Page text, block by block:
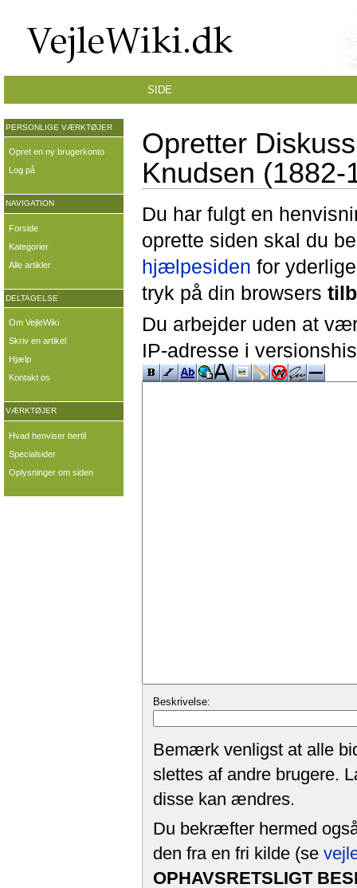
Opretter
Knudsen (1882-
Du har fulgt en
oprette siden skal du
hjælpesiden for
tryk på din browsers
Du arbejder uden at
IP-adresse i
Beskrivelse:
Bemærk venligst at alle
slettes af andre brugere.
disse kan ændres.
Du bekræfter hermed
den fra en fri kilde (se
OPHAVSRETSLIGT
SIDE
PERSONLIGE VÆRKTØJER
Opret en ny brugerkonto
Log på
NAVIGATION
Forside
Kategorier
Alle artikler
DELTAGELSE
Om VejleWiki
Skriv en artikel
Hjælp
Kontakt os
VÆRKTØJER
Hvad henviser hertil
Specialsider
Oplysninger om siden